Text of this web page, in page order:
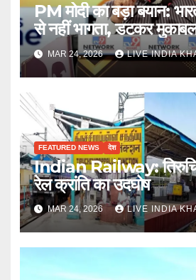
PM मोदी का बड़ा बयान:
से नहीं भागता, डटकर
MAR 24, 2026 LIVE INDIA
FEATURED NEWS देश
Indian Railway:
रेल क्रांति का उदघोष
MAR 24, 2026 LIVE INDIA